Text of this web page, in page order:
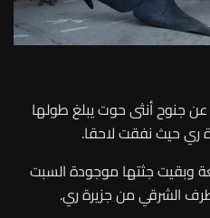
عنجنوحأنثى حوت يبلغ طولها
ري حيث نفقت لاحقا.
وبقيت جثتها موجودة السبت
الشرقي من جزيرة ري.